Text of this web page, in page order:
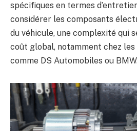
spécifiques en termes
considérer les composants
du véhicule, une complexité qui
coût global, notamment chez
comme DS Automobiles ou